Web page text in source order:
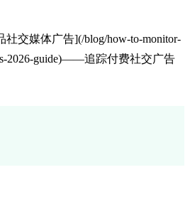
交媒体广告](/blog/how-to-monitor-
2026-guide)——追踪付费社交广告